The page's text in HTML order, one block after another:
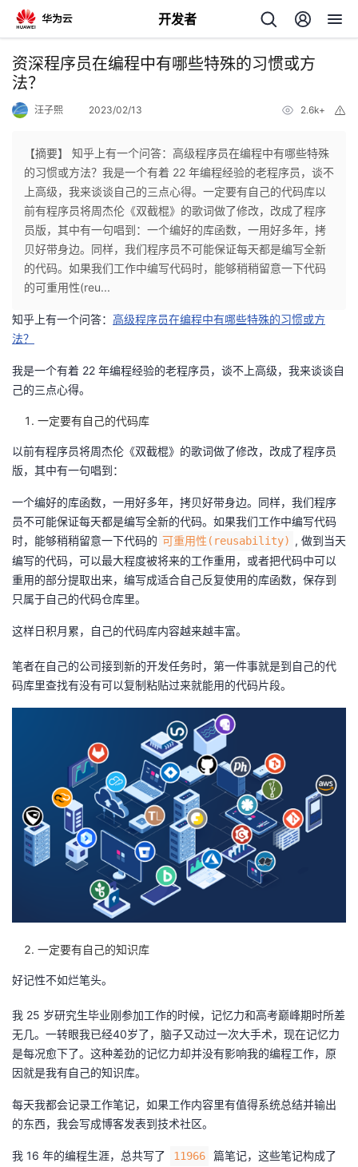
开发者
返
回
个
人
主
我
的
发
者
我
的
博
客
我
的
论
坛
我
的
圈
我
的
我
动
关
的
者
学
程
认
证
的
实
验
我
的
收
藏
我
Programs
支
持
的
支
持
我
声
建
议
资深程序员在编程中有哪些特殊的习惯或方
法？
汪子熙 2023/02/13 2.6k+
【摘要】 知乎上有一个问答：高级程序员在编程中有哪些特殊
的习惯或方法？我是一个有着 22 年编程经验的老程序员，谈不
上高级，我来谈谈自己的三点心得。一定要有自己的代码库以
前有程序员将周杰伦《双截棍》的歌词做了修改，改成了程序
员版，其中有一句唱到：一个编好的库函数，一用好多年，拷
贝好带身边。同样，我们程序员不可能保证每天都是编写全新
的代码。如果我们工作中编写代码时，能够稍稍留意一下代码
的可重用性(reu...
知乎上有一个问答： 高级程序员在编程中有哪些特殊的习惯或方
法？
我是一个有着 22 年编程经验的老程序员，谈不上高级，我来谈谈自
己的三点心得。
一定要有自己的代码库
以前有程序员将周杰伦《双截棍》的歌词做了修改，改成了程序员
版，其中有一句唱到：
一个编好的库函数，一用好多年，拷贝好带身边。同样，我们程序
员不可能保证每天都是编写全新的代码。如果我们工作中编写代码
时，能够稍稍留意一下代码的 可重用性(reusability) , 做到当天
编写的代码，可以最大程度被将来的工作重用，或者把代码中可以
重用的部分提取出来，编写成适合自己反复使用的库函数，保存到
只属于自己的代码仓库里。
这样日积月累，自己的代码库内容越来越丰富。
笔者在自己的公司接到新的开发任务时，第一件事就是到自己的代
码库里查找有没有可以复制粘贴过来就能用的代码片段。
一定要有自己的知识库
好记性不如烂笔头。
我 25 岁研究生毕业刚参加工作的时候，记忆力和高考巅峰期时所差
无几。一转眼我已经40岁了，脑子又动过一次大手术，现在记忆力
是每况愈下了。这种差劲的记忆力却并没有影响我的编程工作，原
因就是我有自己的知识库。
每天我都会记录工作笔记，如果工作内容里有值得系统总结并输出
的东西，我会写成博客发表到技术社区。
我 16 年的编程生涯，总共写了 11966
篇笔记，这些笔记构成了